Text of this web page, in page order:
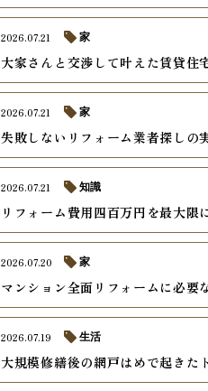
大家さんと交渉して叶えた賃貸住
2026.07.21 家
失敗しないリフォーム業者探しの
2026.07.21 家
リフォーム費用四百万円を最大限
2026.07.21 知識
マンション全面リフォームに必要
2026.07.20 家
大規模修繕後の網戸はめで起きた
2026.07.19 生活